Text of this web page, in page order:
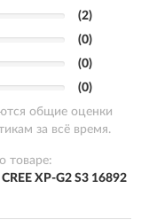
(2)
(0)
(0)
(0)
общие оценки
за всё время.
товаре:
XP-G2 S3 16892